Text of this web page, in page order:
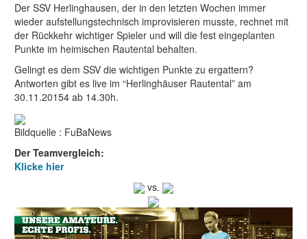
Der SSV Herlinghausen, der in den letzten Wochen immer
wieder aufstellungstechnisch improvisieren musste, rechnet mit
der Rückkehr wichtiger Spieler und will die fest eingeplanten
Punkte im heimischen Rautental behalten.
Gelingt es dem SSV die wichtigen Punkte zu ergattern?
Antworten gibt es live im “Herlinghäuser Rautental” am
30.11.20154 ab 14.30h.
Bildquelle : FuBaNews
Der Teamvergleich:
Klicke hier
vs.